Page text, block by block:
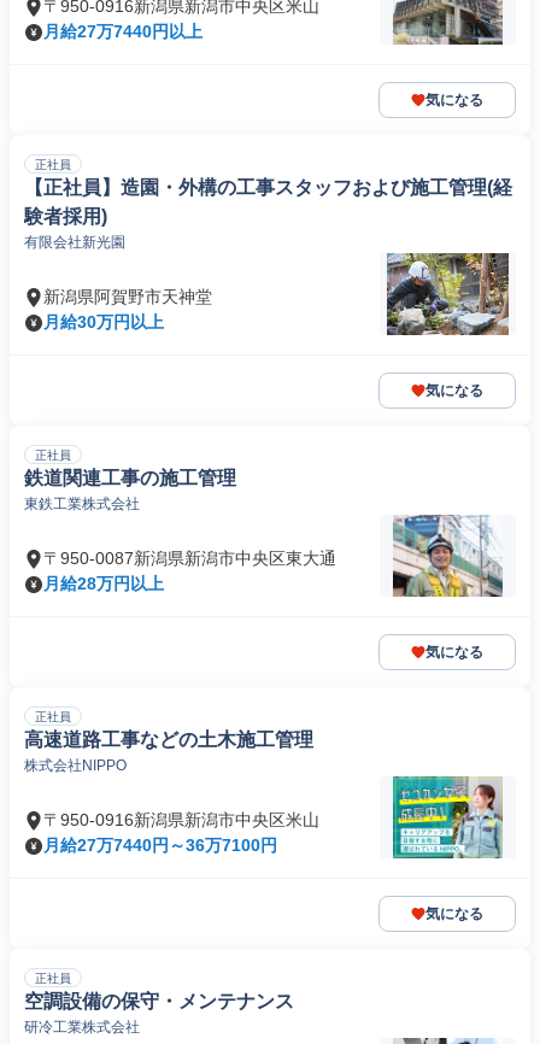
〒950-0916新潟県新潟市中央区米山
月給27万7440円以上
気になる
正社員
【正社員】造園・外構の工事スタッフおよび施工管理(経
験者採用)
有限会社新光園
新潟県阿賀野市天神堂
月給30万円以上
気になる
正社員
鉄道関連工事の施工管理
東鉄工業株式会社
〒950-0087新潟県新潟市中央区東大通
月給28万円以上
気になる
正社員
高速道路工事などの土木施工管理
株式会社NIPPO
〒950-0916新潟県新潟市中央区米山
月給27万7440円～36万7100円
気になる
正社員
空調設備の保守・メンテナンス
研冷工業株式会社